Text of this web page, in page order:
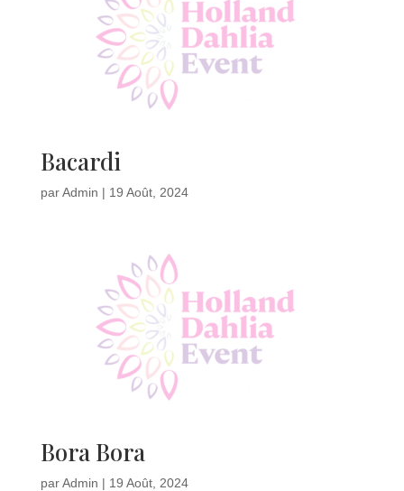
Bacardi
parAdmin | 19 Août, 2024
Bora Bora
parAdmin | 19 Août, 2024